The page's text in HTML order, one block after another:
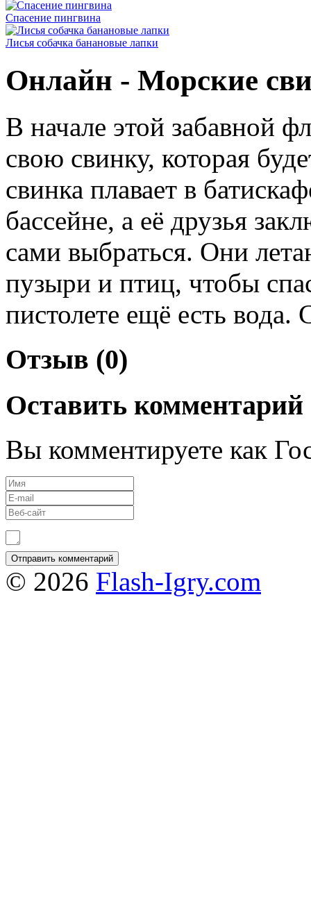
Спасение пингвина
Лисья собачка банановые лапки
Онлайн - Морские
В начале этой забавной
свою свинку, которая
свинка плавает в
бассейне, а её друзья
сами выбраться. Они
пузыри и птиц, чтобы
пистолете ещё есть
Отзыв (0)
Оставить комментарий
Вы комментируете как
© 2026 Flash-Igry.com